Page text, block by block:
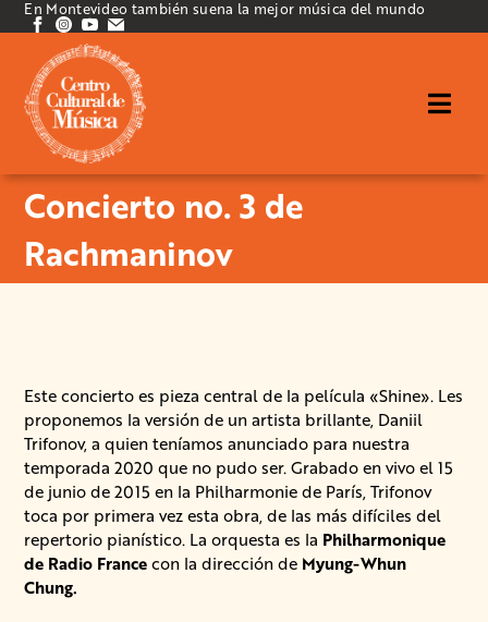
En Montevideo también suena la mejor música del mundo
Concierto no. 3 de
Rachmaninov
Este concierto es pieza central de la película «Shine». Les
proponemos la versión de un artista brillante, Daniil
Trifonov, a quien teníamos anunciado para nuestra
temporada 2020 que no pudo ser. Grabado en vivo el 15
de junio de 2015 en la Philharmonie de París, Trifonov
toca por primera vez esta obra, de las más difíciles del
repertorio pianístico. La orquesta es la Philharmonique
de Radio Francecon la dirección de Myung-Whun
Chung.